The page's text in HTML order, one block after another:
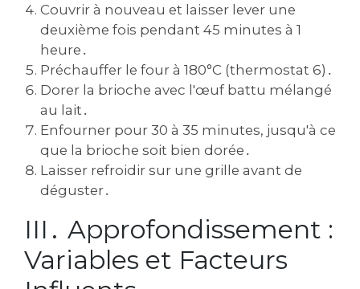
Couvrir à nouveau et laisser lever une
deuxième fois pendant 45 minutes à 1
heure․
Préchauffer le four à 180°C (thermostat 6)․
Dorer la brioche avec l'œuf battu mélangé
au lait․
Enfourner pour 30 à 35 minutes‚ jusqu'à ce
que la brioche soit bien dorée․
Laisser refroidir sur une grille avant de
déguster․
III․ Approfondissement :
Variables et Facteurs